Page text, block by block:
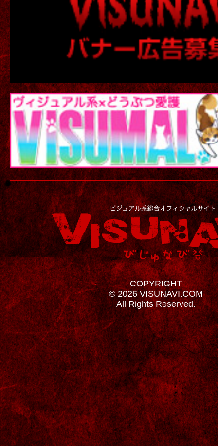
COPYRIGHT
© 2026 VISUNAVI.COM
All Rights Reserved.